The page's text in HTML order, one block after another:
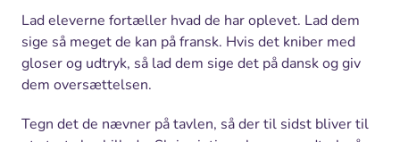
Lad eleverne fortæller hvad de har oplevet. Lad dem
sige så meget de kan på fransk. Hvis det kniber med
gloser og udtryk, så lad dem sige det på dansk og giv
dem oversættelsen.
Tegn det de nævner på tavlen, så der til sidst bliver til